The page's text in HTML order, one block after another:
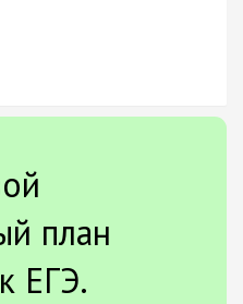
план
ЕГЭ.